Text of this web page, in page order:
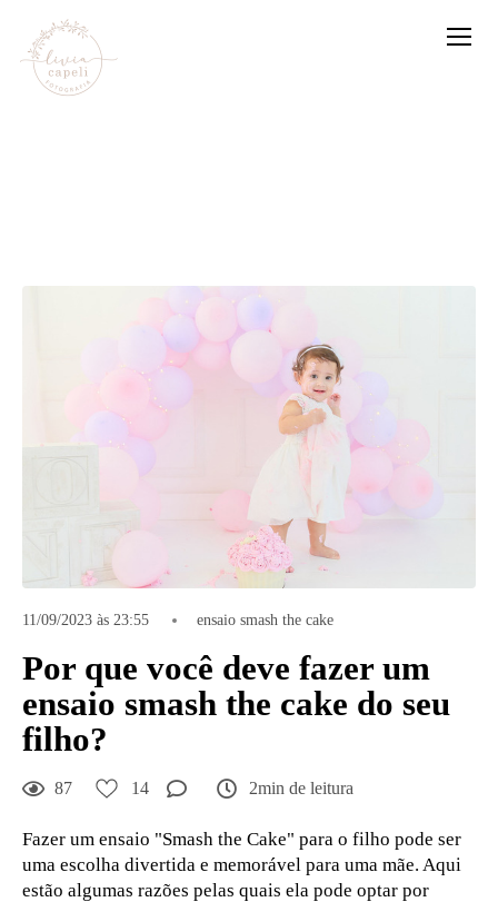
11/09/2023 às 23:55 ensaio smash the cake
Por que você deve fazer um
ensaio smash the cake do seu
filho?
87 14 2min de leitura
Fazer um ensaio "Smash the Cake" para o filho pode ser
uma escolha divertida e memorável para uma mãe. Aqui
estão algumas razões pelas quais ela pode optar por